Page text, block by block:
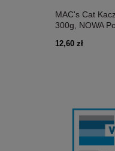
MAC's Cat
300g, NOWA
12,60 zł